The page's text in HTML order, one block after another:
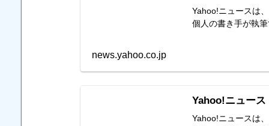
Yahoo!ニュースは
個人の書き手が執
news.yahoo.co.jp
Yahoo!ニュース
Yahoo!ニュースは